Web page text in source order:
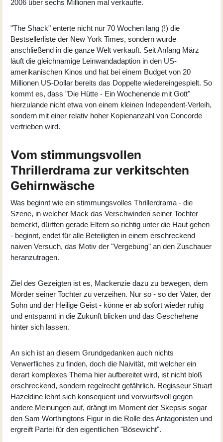
2006 über sechs Millionen mal verkaufte.
"The Shack" enterte nicht nur 70 Wochen lang (!) die
Bestsellerliste der New York Times, sondern wurde
anschließend in die ganze Welt verkauft. Seit Anfang März
läuft die gleichnamige Leinwandadaption in den US-
amerikanischen Kinos und hat bei einem Budget von 20
Millionen US-Dollar bereits das Doppelte wiedereingespielt. So
kommt es, dass "Die Hütte - Ein Wochenende mit Gott"
hierzulande nicht etwa von einem kleinen Independent-Verleih,
sondern mit einer relativ hoher Kopienanzahl von Concorde
vertrieben wird.
Vom stimmungsvollen
Thrillerdrama zur verkitschten
Gehirnwäsche
Was beginnt wie ein stimmungsvolles Thrillerdrama - die
Szene, in welcher Mack das Verschwinden seiner Tochter
bemerkt, dürften gerade Eltern so richtig unter die Haut gehen
- beginnt, endet für alle Beteiligten in einem erschreckend
naiven Versuch, das Motiv der "Vergebung" an den Zuschauer
heranzutragen.
Ziel des Gezeigten ist es, Mackenzie dazu zu bewegen, dem
Mörder seiner Tochter zu verzeihen. Nur so - so der Vater, der
Sohn und der Heilige Geist - könne er ab sofort wieder ruhig
und entspannt in die Zukunft blicken und das Geschehene
hinter sich lassen.
An sich ist an diesem Grundgedanken auch nichts
Verwerfliches zu finden, doch die Naivität, mit welcher ein
derart komplexes Thema hier aufbereitet wird, ist nicht bloß
erschreckend, sondern regelrecht gefährlich. Regisseur Stuart
Hazeldine lehnt sich konsequent und vorwurfsvoll gegen
andere Meinungen auf, drängt im Moment der Skepsis sogar
den Sam Worthingtons Figur in die Rolle des Antagonisten und
ergreift Partei für den eigentlichen "Bösewicht".